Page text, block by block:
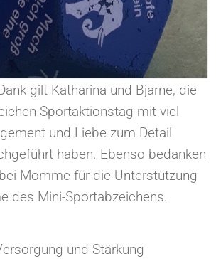
gilt Katharina und Bjarne, die
Sportaktionstag mit viel
und Liebe zum Detail
haben. Ebenso bedanken
Momme für die Unterstützung
des Mini-Sportabzeichens.
und Stärkung